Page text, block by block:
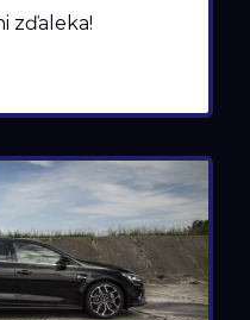
zďaleka!